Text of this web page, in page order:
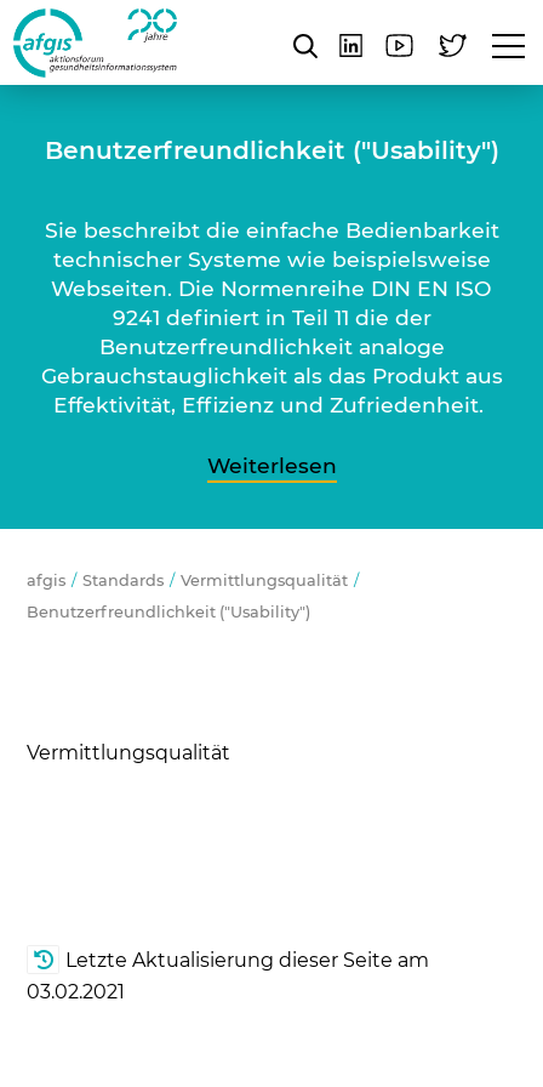
Benutzerfreundlichkeit ("Usability")
Sie beschreibt die einfache Bedienbarkeit
technischer Systeme wie beispielsweise
Webseiten. Die Normenreihe DIN EN ISO
9241 definiert in Teil 11 die der
Benutzerfreundlichkeit analoge
Gebrauchstauglichkeit als das Produkt aus
Effektivität, Effizienz und Zufriedenheit.
Weiterlesen
afgis Standards
Vermittlungsqualität
Benutzerfreundlichkeit ("Usability")
Vermittlungsqualität
Letzte Aktualisierung dieser Seite am
03.02.2021